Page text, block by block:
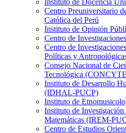
Instituto de Docencia
Centro Preuniversitario
Católica del Perú
Instituto de Opinión
Centro de
Centro de
Políticas y
Consejo Nacional de
Tecnológica
Instituto de Desarrollo
(IDHAL-PUCP)
Instituto de
Instituto de Investigación
Matemáticas (IREM-
Centro de Estudios